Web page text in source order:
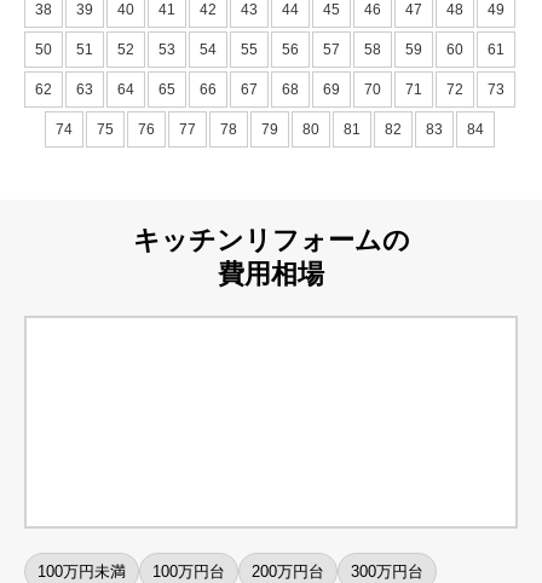
38 39 40 41 42 43 44 45 46 47 48 49
50 51 52 53 54 55 56 57 58 59 60 61
62 63 64 65 66 67 68 69 70 71 72 73
74 75 76 77 78 79 80 81 82 83 84
キッチンリフォームの
費用相場
100万円未満 100万円台 200万円台 300万円台